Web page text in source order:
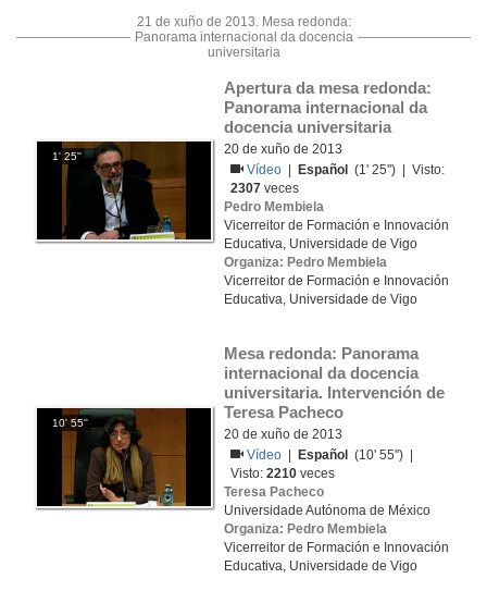
21 de xuño de 2013. Mesa redonda:
Panorama internacional da docencia
universitaria
1' 25''
Apertura da mesa redonda:
Panorama internacional da
docencia universitaria
20 de xuño de 2013
Vídeo
Español
(1' 25'') | Visto:
2307 veces
Pedro Membiela
Vicerreitor de Formación e Innovación
Educativa, Universidade de Vigo
Organiza: Pedro Membiela
Vicerreitor de Formación e Innovación
Educativa, Universidade de Vigo
10' 55''
Mesa redonda: Panorama
internacional da docencia
universitaria. Intervención de
Teresa Pacheco
20 de xuño de 2013
Vídeo
Español
(10' 55'') |
Visto:2210 veces
Teresa Pacheco
Universidade Autónoma de México
Organiza: Pedro Membiela
Vicerreitor de Formación e Innovación
Educativa, Universidade de Vigo